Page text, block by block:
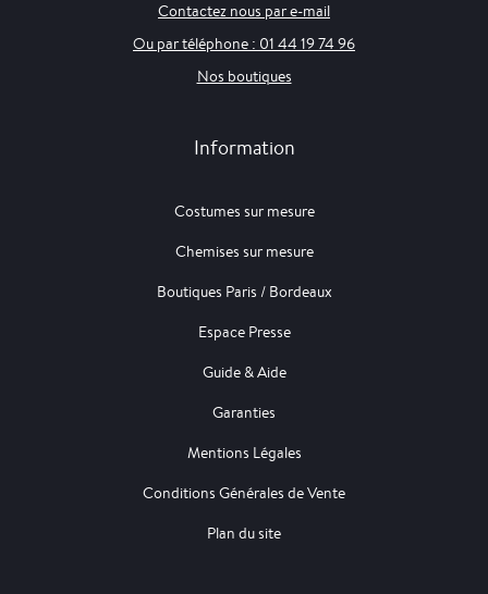
Contactez nous par e-mail
Ou par téléphone : 01 44 19 74 96
Nos boutiques
Information
Costumes sur mesure
Chemises sur mesure
Boutiques Paris / Bordeaux
Espace Presse
Guide & Aide
Garanties
Mentions Légales
Conditions Générales de Vente
Plan du site